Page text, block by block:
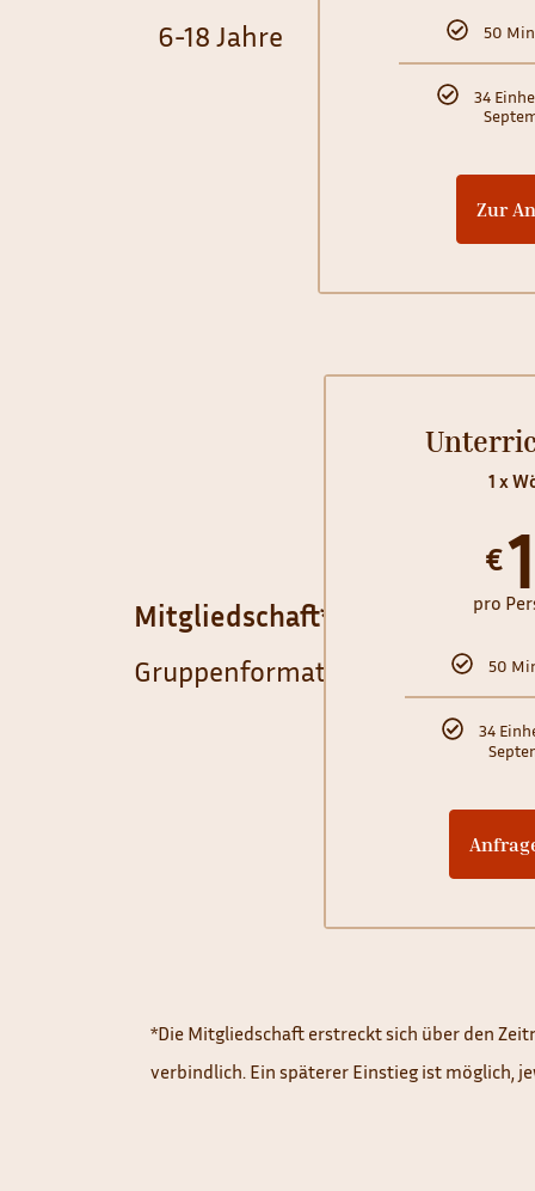
6-18 Jahre
50
34
Zur
Mitgliedschaft*
Gruppenformate
1 x
€
pro
50
34
*Die Mitgliedschaft erstreckt sich über den
verbindlich. Ein späterer Einstieg ist möglich,